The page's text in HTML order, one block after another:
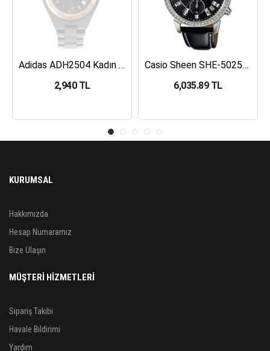
Adidas ADH2504 Kadın Kol Saati
2,940 TL
Casio Sheen SHE-5025BL-1ADR Kadın Kol Saati
6,035.89 TL
KURUMSAL
Hakkımızda
Hesap Numaramız
Bize Ulaşın
MÜŞTERİ HİZMETLERİ
Sipariş Takibi
Havale Bildirimi
Yardım